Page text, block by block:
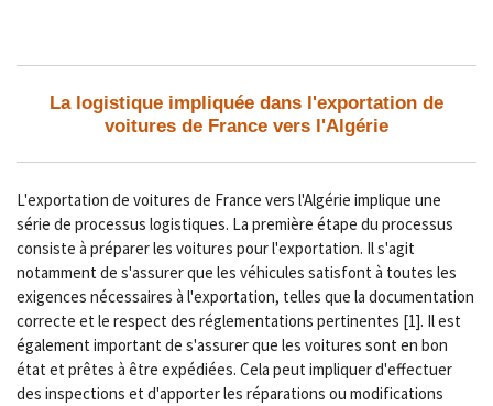
La logistique impliquée dans l'exportation de
voitures de France vers l'Algérie
L'exportation de voitures de France vers l'Algérie implique une
série de processus logistiques. La première étape du processus
consiste à préparer les voitures pour l'exportation. Il s'agit
notamment de s'assurer que les véhicules satisfont à toutes les
exigences nécessaires à l'exportation, telles que la documentation
correcte et le respect des réglementations pertinentes [1]. Il est
également important de s'assurer que les voitures sont en bon
état et prêtes à être expédiées. Cela peut impliquer d'effectuer
des inspections et d'apporter les réparations ou modifications